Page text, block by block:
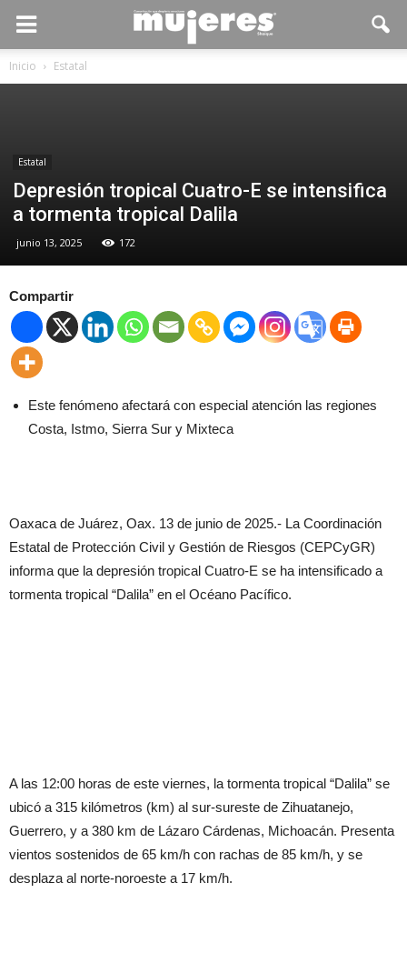
Inicio Estatal
Estatal
Depresión tropical Cuatro-E se intensifica
a tormenta tropical Dalila
junio 13, 2025 172
Compartir
Este fenómeno afectará con especial atención las regiones
Costa, Istmo, Sierra Sur y Mixteca
Oaxaca de Juárez, Oax. 13 de junio de 2025.- La Coordinación
Estatal de Protección Civil y Gestión de Riesgos (CEPCyGR)
informa que la depresión tropical Cuatro-E se ha intensificado a
tormenta tropical “Dalila” en el Océano Pacífico.
A las 12:00 horas de este viernes, la tormenta tropical “Dalila” se
ubicó a 315 kilómetros (km) al sur-sureste de Zihuatanejo,
Guerrero, y a 380 km de Lázaro Cárdenas, Michoacán. Presenta
vientos sostenidos de 65 km/h con rachas de 85 km/h, y se
desplaza al norte-noroeste a 17 km/h.